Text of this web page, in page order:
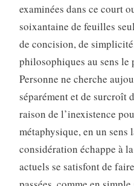
examinées dans ce court
soixantaine de feuilles
de concision, de
philosophiques au sens
Personne ne cherche
séparément et de surcroît
raison de l’inexistence
métaphysique, en un
considération échappe à
actuels se satisfont de